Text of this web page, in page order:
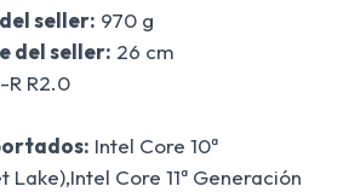
seller: 970 g
del seller: 26 cm
R R2.0
Intel Core 10ª
Core 11ª Generación